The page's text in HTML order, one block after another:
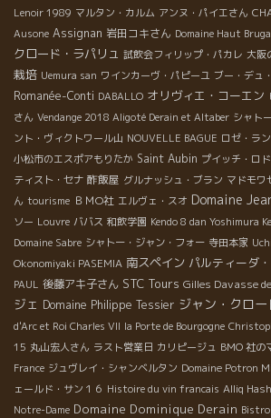
Lenoir 1989 マルタン・カルム アンヌ・パイエさん
Ausone Assignan 岩田コキさん Domaine Haut
クロード・ラパリュ 試飲会フィリップ・パカレ 大阪
栽培 Uemura san ワインカーヴ・パピーユ ブー・デュ
Romanée-Conti DABALLO オリヴィエ・コーエン
さん Vendange 2018 Aligoté Derain et Altaber シャト
ント・ヴィクトワール山 NOUVELLE BAGUE ロゼ・ラ
小松市のエスポアもりたか Saint Aubin プイッチ・ロ
ティスト・セナ 酢飯屋 グルナッシュ・ブラン マドモワ
ん tourisme ＢＭО社 エルヴェ・スオ Domaine
ソー Louvre ババス 和飲学園 Kendo 8 dan Yoshimura
Domaine Sabre シャトー・ジャン・フォー 寺田本家
Okonomiyaki PASEMIA 南スペイン パルティーダ
PAUL 後藤アキ子さん STC Tours Gilles Davasse
ジェ Domaine Philippe Tessier ジャン・クロー
d'Arc et Roi Charles VII la Porte de Bourgogne
15 丸山宏人さん ラスト営業日 カリピージュ BMO 社の
France ジュヴレイ・シャンベルタン Domaine Potron
ェールド・サン１６ Histoire du vin francais Alliq
Notre-Dame Domaine Dominique Derain Bistro